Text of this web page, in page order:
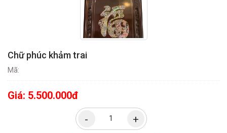
Chữ phúc khảm trai
Mã:
Giá: 5.500.000đ